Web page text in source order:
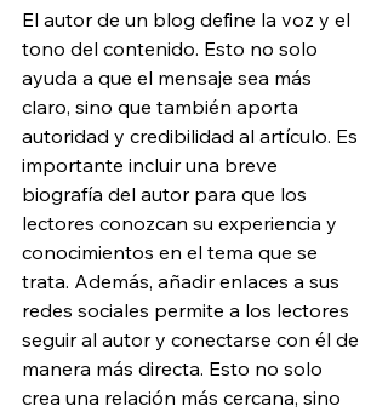
El autor de un blog define la voz y el
tono del contenido. Esto no solo
ayuda a que el mensaje sea más
claro, sino que también aporta
autoridad y credibilidad al artículo. Es
importante incluir una breve
biografía del autor para que los
lectores conozcan su experiencia y
conocimientos en el tema que se
trata. Además, añadir enlaces a sus
redes sociales permite a los lectores
seguir al autor y conectarse con él de
manera más directa. Esto no solo
crea una relación más cercana, sino